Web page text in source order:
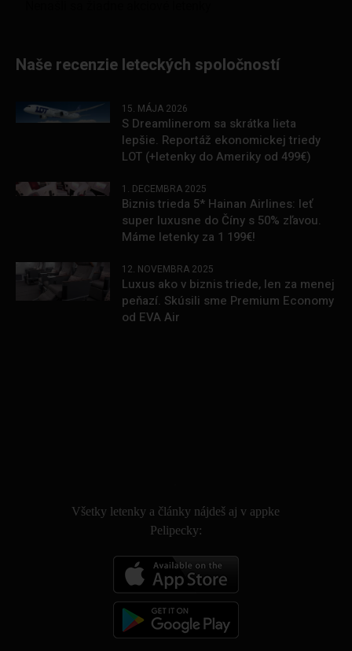
Naše recenzie leteckých spoločností
15. MÁJA 2026
S Dreamlinerom sa skrátka lieta
lepšie. Reportáž ekonomickej triedy
LOT (+letenky do Ameriky od 499€)
1. DECEMBRA 2025
Biznis trieda 5* Hainan Airlines: leť
super luxusne do Číny s 50% zľavou.
Máme letenky za 1 199€!
12. NOVEMBRA 2025
Luxus ako v biznis triede, len za menej
peňazí. Skúsili sme Premium Economy
od EVA Air
Všetky letenky a články nájdeš aj v appke
Pelipecky: